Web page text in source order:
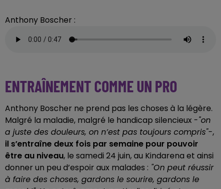
Anthony Boscher :
ENTRAÎNEMENT COMME UN PRO
Anthony Boscher ne prend pas les choses à la légère.
Malgré la maladie, malgré le handicap silencieux -"on
a juste des douleurs, on n’est pas toujours compris"-,
il s’entraîne deux fois par semaine pour pouvoir
être au niveau, le samedi 24 juin, au Kindarena et ainsi
donner un peu d’espoir aux malades : "On peut réussir
à faire des choses, gardons le sourire, gardons le